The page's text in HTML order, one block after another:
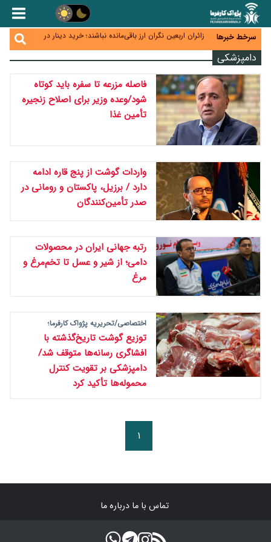
سرخط خبرها
همایش و مسابقه نذری ماه صفر برگزار شد
زائران اربعین نگران ارز باقی‌مانده نباشند؛ خرید دینار در
جنگ کریدورها وارد فاز جدید شد؛ سرمایه‌گذاری ۳۴۵
میلیارد دلاری اوراسیا تا ۲۰۳۵
شبکه کمتر توسعه می‌یابد
تأمین سرمایه در گردش بدون خلق نقدینگی؛ نقش
جدید سیاست‌های مالیاتی در حمایت از تولید
دامپزشکی
فاصله مزرعه تا سفره باید کوتاه
شود/وعده وزیر برای اصلاح زنجیره
تأمین غذا
واردات گوشت از پنج قاره ادامه
دارد / برزیل، پاکستان و رومانی در
صدر تأمین‌کنندگان
رتبه جهانی ایران در محصولات
دامی؛ از شیر و عسل تا تخم‌مرغ و
مرغ
اختصاصی/تحریریه پژواک کارفرما؛
توزیع گوشت تاریخ‌گذشته با
افشاگری رسانه‌ها متوقف شد/
دامپزشکی بر تقویت کنترل
محموله‌ها تأکید کرد
۱
تماس با ما درباره ما